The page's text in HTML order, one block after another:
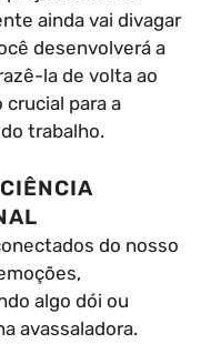
ainda vai divagar
desenvolverá a
la de volta ao
para a
trabalho.
do nosso
algo dói ou
avassaladora.